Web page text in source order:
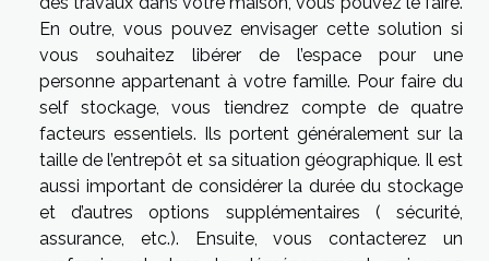
En outre, vous pouvez envisager cette solution si
vous souhaitez libérer de l’espace pour une
personne appartenant à votre famille. Pour faire du
self stockage, vous tiendrez compte de quatre
facteurs essentiels. Ils portent généralement sur la
taille de l’entrepôt et sa situation géographique. Il est
aussi important de considérer la durée du stockage
et d’autres options supplémentaires ( sécurité,
assurance, etc.). Ensuite, vous contacterez un